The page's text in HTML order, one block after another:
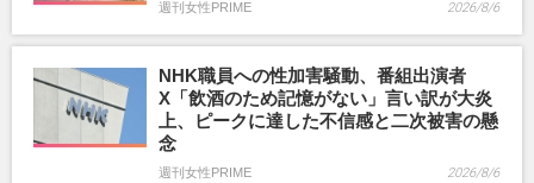
週刊女性PRIME 2026/8/6
NHK職員への性加害騒動、番組出演者
X「飲酒のため記憶がない」言い訳が大炎
上、ピークに達した不信感と二次被害の懸
念
週刊女性PRIME 2026/8/6